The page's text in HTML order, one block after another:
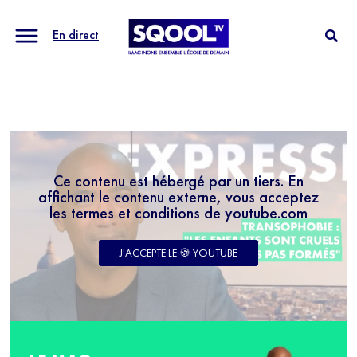
En direct
Ce contenu est hébergé par un tiers. En
affichant le contenu externe, vous acceptez
les termes et conditions de youtube.com
J'ACCEPTE LE 🍪 YOUTUBE